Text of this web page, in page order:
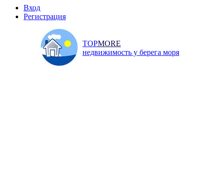
Вход
Регистрация
TOPMORE
недвижимость у берега моря